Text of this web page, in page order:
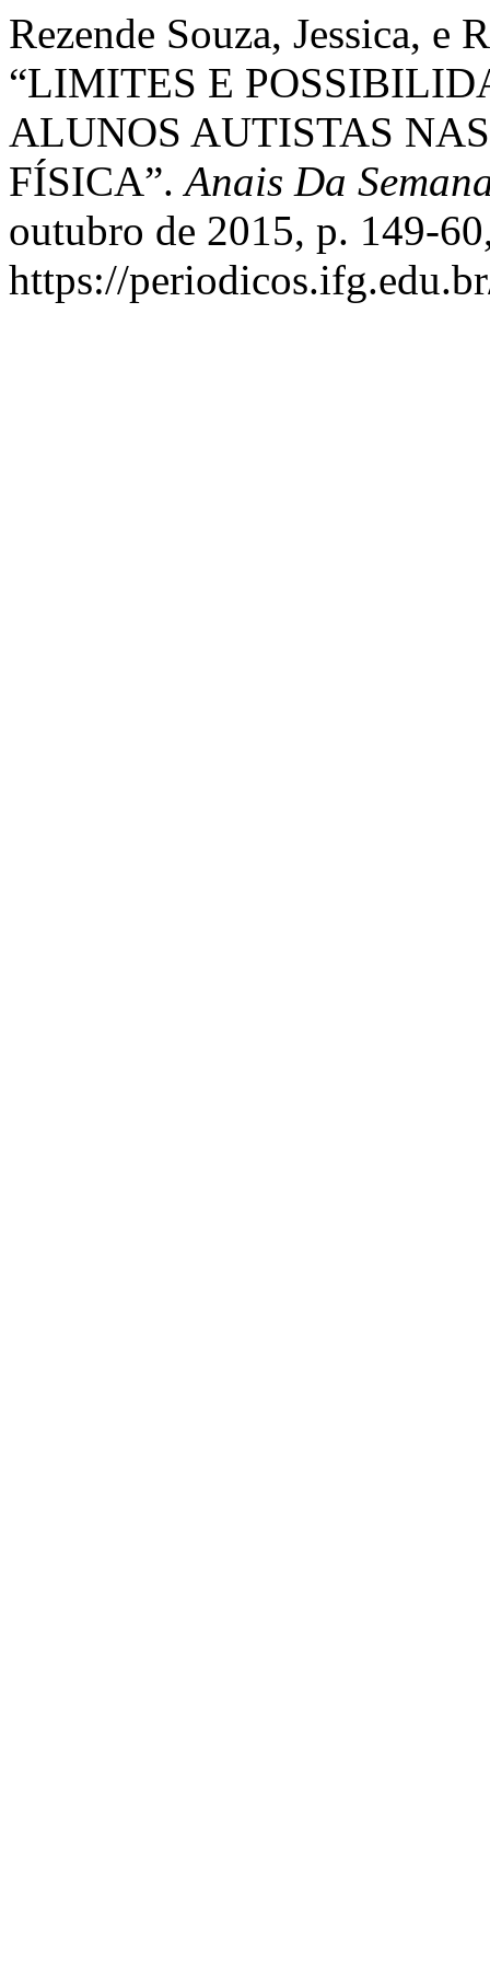
Rezende Souza, Jessica, e
“LIMITES E
ALUNOS AUTISTAS
FÍSICA”.Anais Da
outubro de 2015, p. 149-
https://